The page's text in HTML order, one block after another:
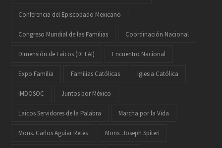
Conferencia del Episcopado Mexicano
Congreso Mundial de las Familias Coordinación Nacional
Dimensión de Laicos (DELAI) Encuentro Nacional
Expo Familia Familias Católicas Iglesia Católica
IMDOSOC Juntos por México
Laicos Servidores de la Palabra Marcha por la Vida
Mons. Carlos Aguiar Retes Mons. Joseph Spiteri